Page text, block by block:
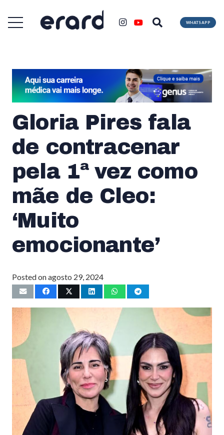
WHATSAPP
Gloria Pires fala
de contracenar
pela 1ª vez como
mãe de Cleo:
‘Muito
emocionante’
Posted onagosto 29, 2024